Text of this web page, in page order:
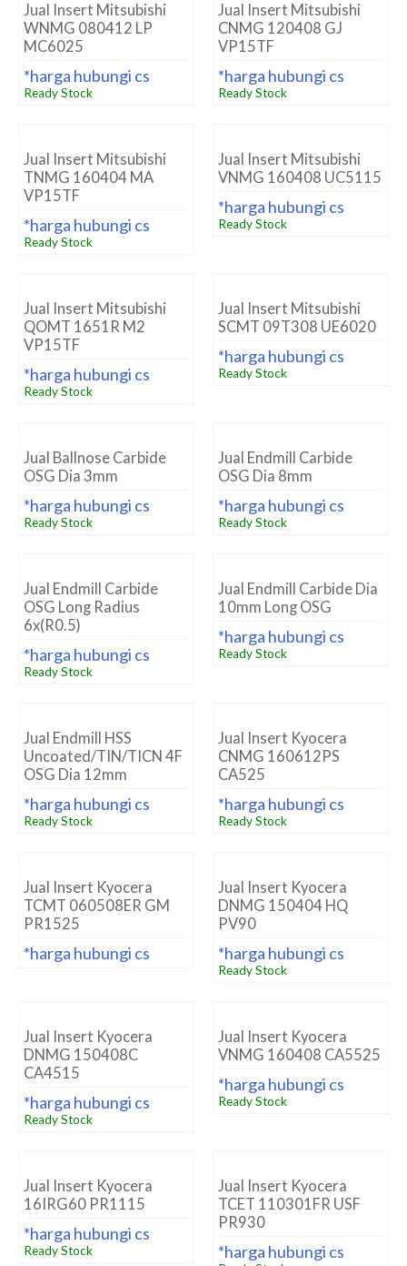
Jual Insert Mitsubishi
WNMG 080412 LP
MC6025
*harga hubungi cs
Ready Stock
Jual Insert Mitsubishi
CNMG 120408 GJ
VP15TF
*harga hubungi cs
Ready Stock
Jual Insert Mitsubishi
TNMG 160404 MA
VP15TF
*harga hubungi cs
Ready Stock
Jual Insert Mitsubishi
VNMG 160408 UC5115
*harga hubungi cs
Ready Stock
Jual Insert Mitsubishi
QOMT 1651R M2
VP15TF
*harga hubungi cs
Ready Stock
Jual Insert Mitsubishi
SCMT 09T308 UE6020
*harga hubungi cs
Ready Stock
Jual Ballnose Carbide
OSG Dia 3mm
*harga hubungi cs
Ready Stock
Jual Endmill Carbide
OSG Dia 8mm
*harga hubungi cs
Ready Stock
Jual Endmill Carbide
OSG Long Radius
6x(R0.5)
*harga hubungi cs
Ready Stock
Jual Endmill Carbide Dia
10mm Long OSG
*harga hubungi cs
Ready Stock
Jual Endmill HSS
Uncoated/TIN/TICN 4F
OSG Dia 12mm
*harga hubungi cs
Ready Stock
Jual Insert Kyocera
CNMG 160612PS
CA525
*harga hubungi cs
Ready Stock
Jual Insert Kyocera
TCMT 060508ER GM
PR1525
*harga hubungi cs
Jual Insert Kyocera
DNMG 150404 HQ
PV90
*harga hubungi cs
Ready Stock
Jual Insert Kyocera
DNMG 150408C
CA4515
*harga hubungi cs
Ready Stock
Jual Insert Kyocera
VNMG 160408 CA5525
*harga hubungi cs
Ready Stock
Jual Insert Kyocera
16IRG60 PR1115
*harga hubungi cs
Ready Stock
Jual Insert Kyocera
TCET 110301FR USF
PR930
*harga hubungi cs